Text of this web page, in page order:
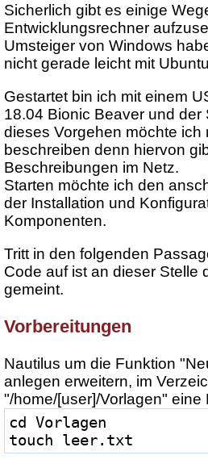
Sicherlich gibt es einige
Entwicklungsrechner
Umsteiger von Windows
nicht gerade leicht mit
Gestartet bin ich mit einem
18.04 Bionic Beaver und der
dieses Vorgehen möchte ich
beschreiben denn hiervon
Beschreibungen im Netz.
Starten möchte ich den
der Installation und
Komponenten.
Tritt in den folgenden
Code auf ist an dieser Stelle
gemeint.
Vorbereitungen
Nautilus um die Funktion
anlegen erweitern, im
"/home/[user]/Vorlagen" eine
cd Vorlagen
touch leer.txt